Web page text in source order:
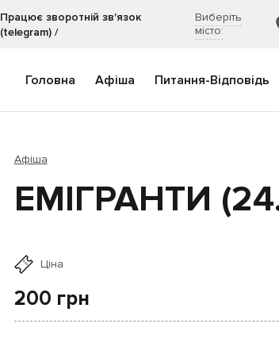
Працює зворотній зв'язок
(telegram) /
Виберіть
місто:
Головна Афіша Питання-Відповідь
Афіша
ЕМІГРАНТИ
Ціна
200 грн